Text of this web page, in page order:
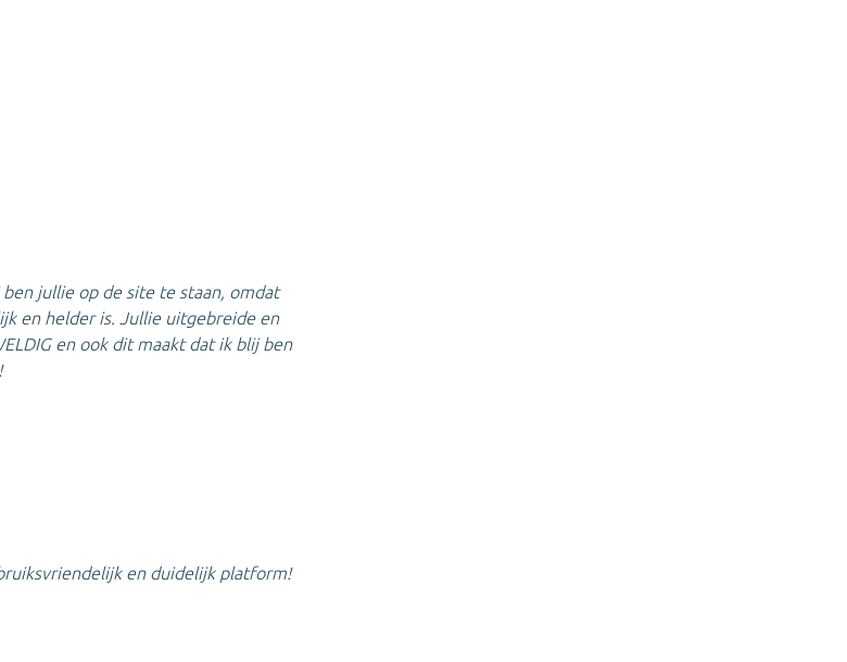
jullie op de site te staan, omdat
en helder is. Jullie uitgebreide en
en ook dit maakt dat ik blij ben
en duidelijk platform!